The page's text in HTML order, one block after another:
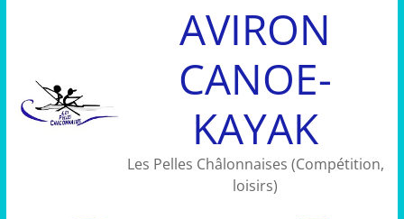
AVIRON
CANOE-
KAYAK
Les Pelles Châlonnaises (Compétition,
loisirs)